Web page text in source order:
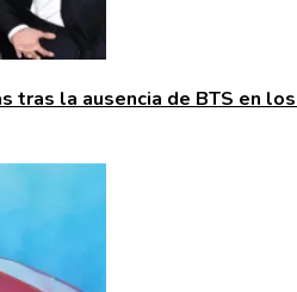
tras la ausencia de BTS en